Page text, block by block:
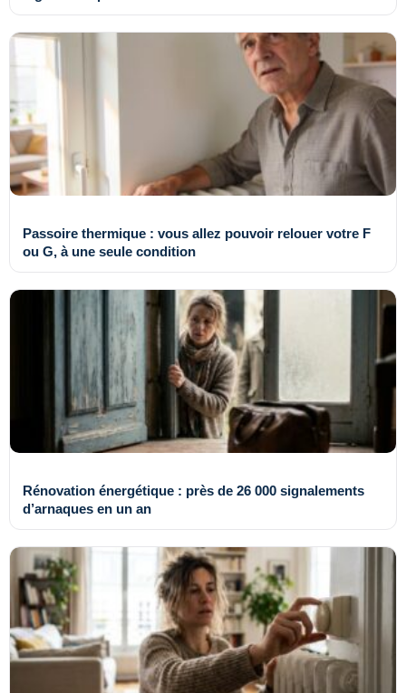
Passoire thermique : vous allez pouvoir relouer votre F
ou G, à une seule condition
Rénovation énergétique : près de 26 000 signalements
d’arnaques en un an